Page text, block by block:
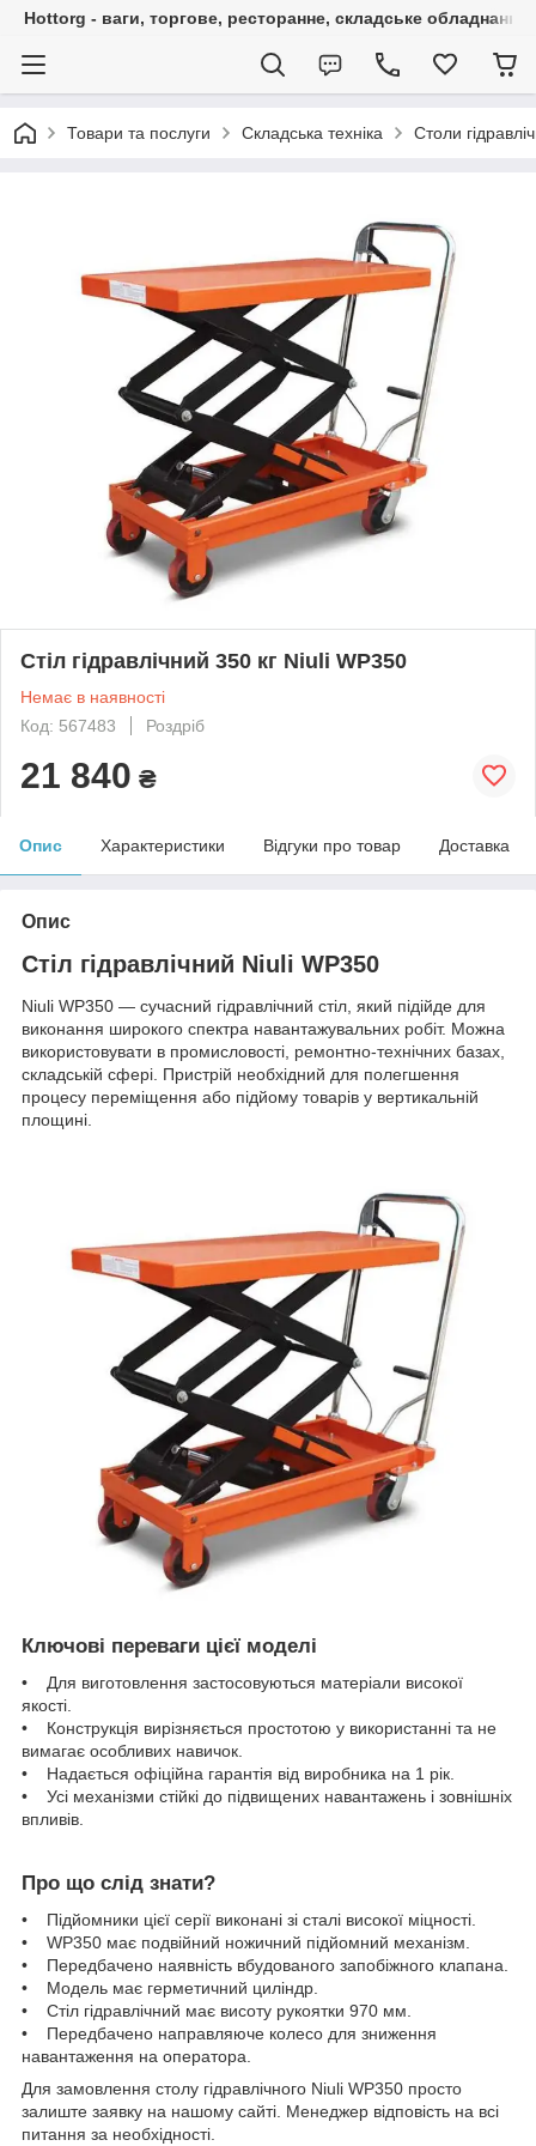
Hottorg - ваги, торгове, ресторанне, складське обладнання
Товари та послуги Складська техніка Столи
Стіл гідравлічний 350 кг Niuli WP350
Немає в наявності
Код: 567483
Роздріб
21 840 ₴
Опис Характеристики Відгуки про товар Доставка
Опис
Стіл гідравлічний Niuli WP350
Niuli WP350 — сучасний гідравлічний стіл, який підійде для
виконання широкого спектра навантажувальних робіт. Можна
використовувати в промисловості, ремонтно-технічних базах,
складській сфері. Пристрій необхідний для полегшення
процесу переміщення або підйому товарів у вертикальній
площині.
Ключові переваги цієї моделі
• Для виготовлення застосовуються матеріали високої
якості.
• Конструкція вирізняється простотою у використанні та не
вимагає особливих навичок.
• Надається офіційна гарантія від виробника на 1 рік.
• Усі механізми стійкі до підвищених навантажень і зовнішніх
впливів.
Про що слід знати?
• Підйомники цієї серії виконані зі сталі високої міцності.
• WP350 має подвійний ножичний підйомний механізм.
• Передбачено наявність вбудованого запобіжного клапана.
• Модель має герметичний циліндр.
• Стіл гідравлічний має висоту рукоятки 970 мм.
• Передбачено направляюче колесо для зниження
навантаження на оператора.
Для замовлення столу гідравлічного Niuli WP350 просто
залиште заявку на нашому сайті. Менеджер відповість на всі
питання за необхідності.